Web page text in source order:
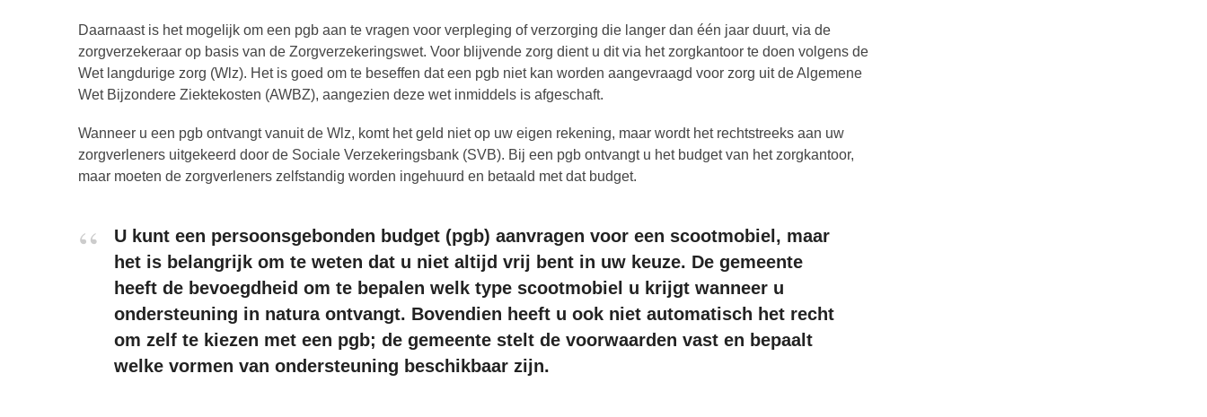
Daarnaast is het mogelijk om een pgb aan te vragen voor verpleging of verzorging die langer dan één jaar duurt, via de
zorgverzekeraar op basis van de Zorgverzekeringswet. Voor blijvende zorg dient u dit via het zorgkantoor te doen volgens de
Wet langdurige zorg (Wlz). Het is goed om te beseffen dat een pgb niet kan worden aangevraagd voor zorg uit de Algemene
Wet Bijzondere Ziektekosten (AWBZ), aangezien deze wet inmiddels is afgeschaft.
Wanneer u een pgb ontvangt vanuit de Wlz, komt het geld niet op uw eigen rekening, maar wordt het rechtstreeks aan uw
zorgverleners uitgekeerd door de Sociale Verzekeringsbank (SVB). Bij een pgb ontvangt u het budget van het zorgkantoor,
maar moeten de zorgverleners zelfstandig worden ingehuurd en betaald met dat budget.
U kunt een persoonsgebonden budget (pgb) aanvragen voor een scootmobiel, maar
het is belangrijk om te weten dat u niet altijd vrij bent in uw keuze. De gemeente
heeft de bevoegdheid om te bepalen welk type scootmobiel u krijgt wanneer u
ondersteuning in natura ontvangt. Bovendien heeft u ook niet automatisch het recht
om zelf te kiezen met een pgb; de gemeente stelt de voorwaarden vast en bepaalt
welke vormen van ondersteuning beschikbaar zijn.